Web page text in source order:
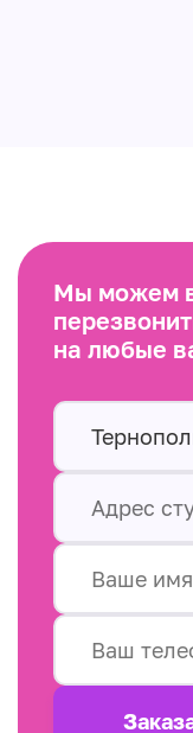
Мы можем
на любые
Адрес